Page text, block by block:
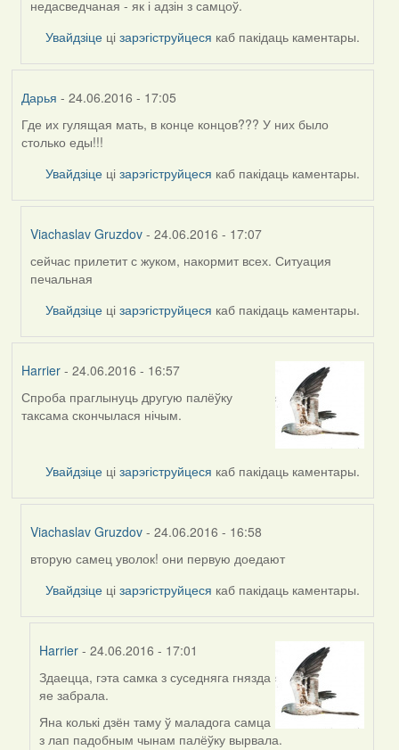
by
Gruzdov
недасведчаная - як і адзін з самцоў.
Увайдзіце цізарэгіструйцеся каб пакідаць каментары.
Дарья - 24.06.2016 - 17:05
Где их гулящая мать, в конце концов??? У них было
столько еды!!!
Увайдзіце цізарэгіструйцеся каб пакідаць каментары.
Viachaslav Gruzdov - 24.06.2016 - 17:07
In
reply
Дарья
сейчас прилетит с жуком, накормит всех. Ситуация
печальная
Увайдзіце цізарэгіструйцеся каб пакідаць каментары.
Harrier- 24.06.2016 - 16:57
Спроба праглынуць другую палёўку
таксама скончылася нічым.
Увайдзіце цізарэгіструйцеся каб пакідаць каментары.
Viachaslav Gruzdov - 24.06.2016 - 16:58
In
reply
by
вторую самец уволок! они первую доедают
Увайдзіце цізарэгіструйцеся каб пакідаць каментары.
Harrier - 24.06.2016 - 17:01
In
reply
to
by
Здаецца, гэта самка з суседняга гнязда
яе забрала.
Яна колькі дзён таму ў маладога самца
з лап падобным чынам палёўку вырвала.